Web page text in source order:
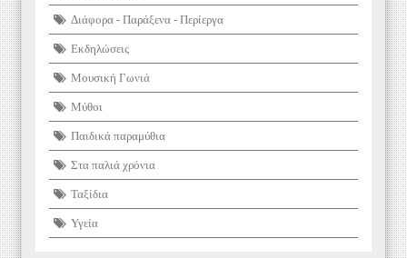
Διάφορα - Παράξενα - Περίεργα
Εκδηλώσεις
Μουσική Γωνιά
Μύθοι
Παιδικά παραμύθια
Στα παλιά χρόνια
Ταξίδια
Υγεία